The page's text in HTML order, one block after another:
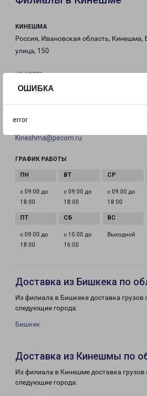
ОШИБКА
error
КИНЕШМА
Россия, Ивановская область, Кинешма,
улица, 150
на карте
8(4932) 260-292
Kineshma@pecom.ru
ГРАФИК РАБОТЫ
с 09:00 до
18:00
с 09:00 до
18:00
с 09:00 до
18:00
с 09:00 до
18:00
с 10:00 до
16:00
Выходной
Доставка из Бишкека по
Из филиала в Бишкеке доставка грузов
следующие города:
Бишкек
Доставка из Кинешмы по
Из филиала в Кинешме доставка грузов
следующие города: